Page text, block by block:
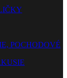
POCHODOVÉ